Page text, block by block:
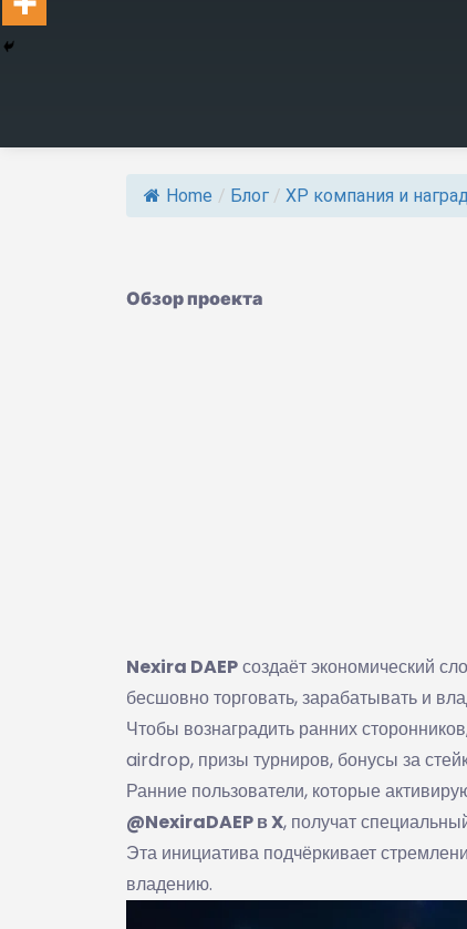
Home / Блог / ХР компания и
Обзор проекта
Nexira DAEPсоздаёт экономический
бесшовно торговать, зарабатывать и
Чтобы вознаградить ранних
airdrop, призы турниров, бонусы за
Ранние пользователи, которые
@NexiraDAEP в X, получат
Эта инициатива подчёркивает
владению.